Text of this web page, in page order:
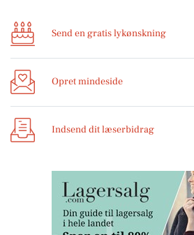
Send en gratis lykønskning
Opret mindeside
Indsend dit læserbidrag